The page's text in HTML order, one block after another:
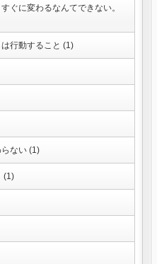
ぐに変わるなんてできない。
行動すること (1)
ない (1)
(1)